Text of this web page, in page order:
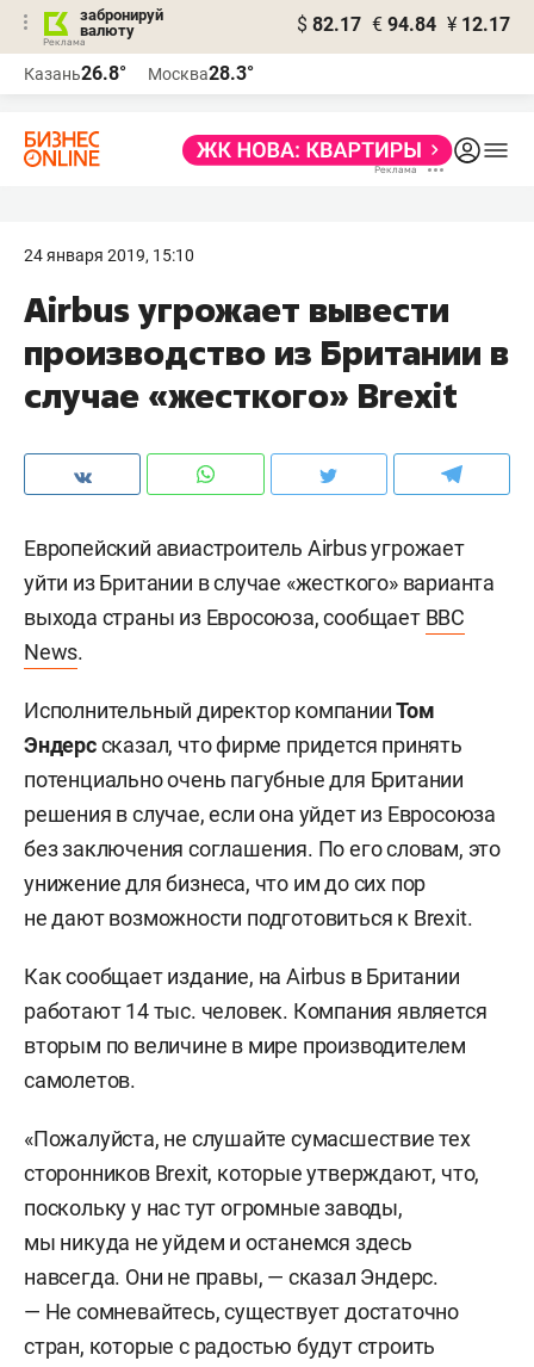
забронируй
валюту
$ 82.17 € 94.84 ¥ 12.17
Казань26.8° Москва28.3°
24 января 2019, 15:10
Airbus угрожает вывести
производство из Британии в
случае «жесткого» Brexit
Европейский авиастроитель Airbus угрожает
уйти из Британии в случае «жесткого» варианта
выхода страны из Евросоюза, сообщает BBC
News.
Исполнительный директор компанииТом
Эндерссказал, что фирме придется принять
потенциально очень пагубные для Британии
решения в случае, если она уйдет из Евросоюза
без заключения соглашения. По его словам, это
унижение для бизнеса, что им до сих пор
не дают возможности подготовиться к Brexit.
Как сообщает издание, на Airbus в Британии
работают 14 тыс. человек. Компания является
вторым по величине в мире производителем
самолетов.
«Пожалуйста, не слушайте сумасшествие тех
сторонников Brexit, которые утверждают, что,
поскольку у нас тут огромные заводы,
мы никуда не уйдем и останемся здесь
навсегда. Они не правы, — сказал Эндерс.
— Не сомневайтесь, существует достаточно
стран, которые с радостью будут строить